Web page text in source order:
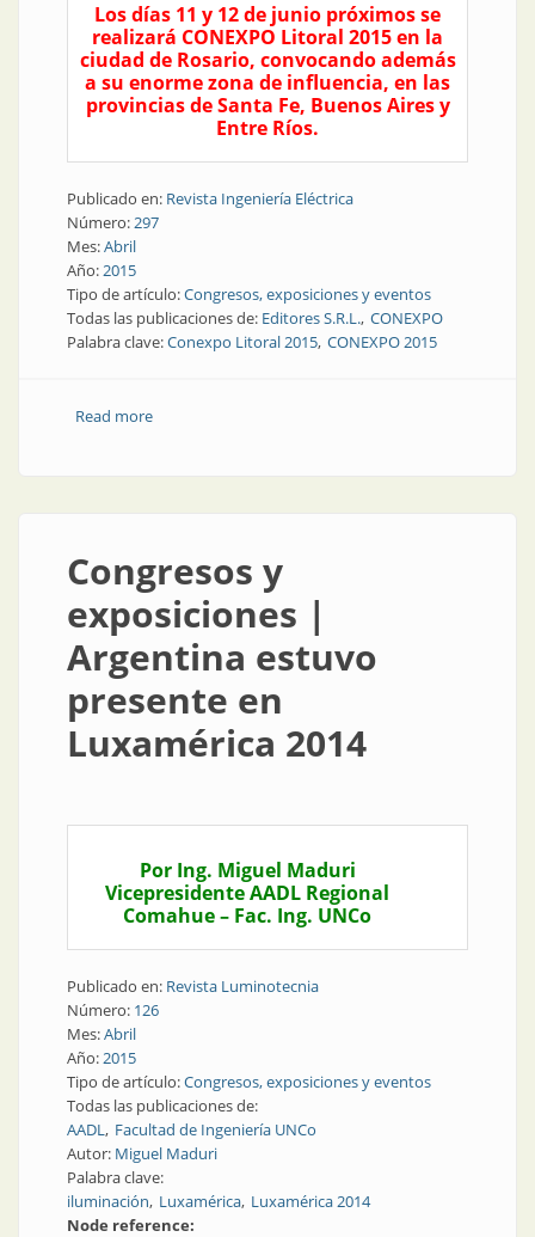
Los días 11 y 12 de junio próximos se
realizará CONEXPO Litoral 2015 en la
ciudad de Rosario, convocando además
a su enorme zona de influencia, en las
provincias de Santa Fe, Buenos Aires y
Entre Ríos.
Publicado en: Revista Ingeniería Eléctrica
Número:297
Mes:Abril
Año:2015
Tipo de artículo:Congresos, exposiciones y eventos
Todas las publicaciones de: Editores S.R.L. CONEXPO
Palabra clave:Conexpo Litoral 2015 CONEXPO 2015
Read moreabout Congresos y exposiciones | Rosario se prepara
Congresos y
exposiciones |
Argentina estuvo
presente en
Luxamérica 2014
Por Ing. Miguel Maduri
Vicepresidente AADL Regional
Comahue – Fac. Ing. UNCo
Publicado en: Revista Luminotecnia
Número: 126
Mes:Abril
Año:2015
Tipo de artículo:Congresos, exposiciones y eventos
Todas las publicaciones de:
AADL Facultad de Ingeniería UNCo
Autor: Miguel Maduri
Palabra clave:
iluminación Luxamérica Luxamérica 2014
Node reference: